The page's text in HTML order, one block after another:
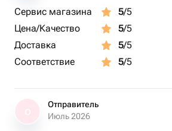
Сервис магазина 5/5
Цена/Качество
5/5
Доставка
5/5
Соответствие
5/5
Отправитель
Июль 2026